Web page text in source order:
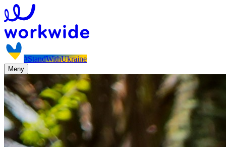
#StandWithUkraine
Meny